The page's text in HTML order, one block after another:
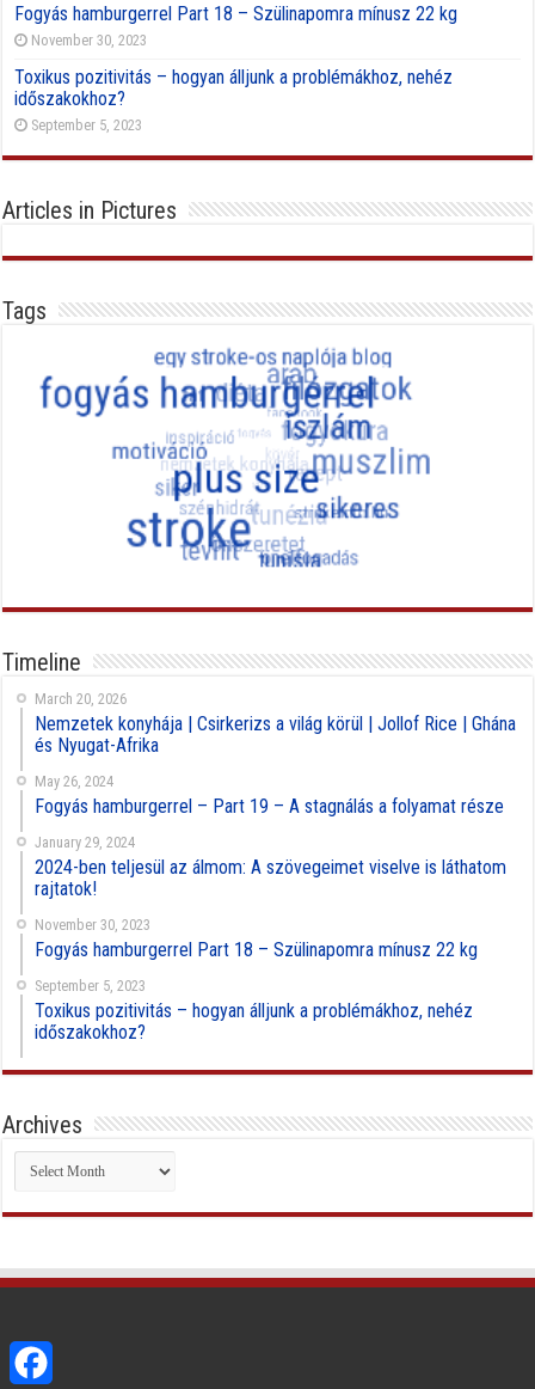
Fogyás hamburgerrel Part 18 – Szülinapomra mínusz 22 kg
November 30, 2023
Toxikus pozitivitás – hogyan álljunk a problémákhoz, nehéz
időszakokhoz?
September 5, 2023
Articles in Pictures
Tags
Timeline
March 20, 2026
Nemzetek konyhája | Csirkerizs a világ körül | Jollof Rice | Ghána
és Nyugat-Afrika
May 26, 2024
Fogyás hamburgerrel – Part 19 – A stagnálás a folyamat része
January 29, 2024
2024-ben teljesül az álmom: A szövegeimet viselve is láthatom
rajtatok!
November 30, 2023
Fogyás hamburgerrel Part 18 – Szülinapomra mínusz 22 kg
September 5, 2023
Toxikus pozitivitás – hogyan álljunk a problémákhoz, nehéz
időszakokhoz?
Archives
Archives